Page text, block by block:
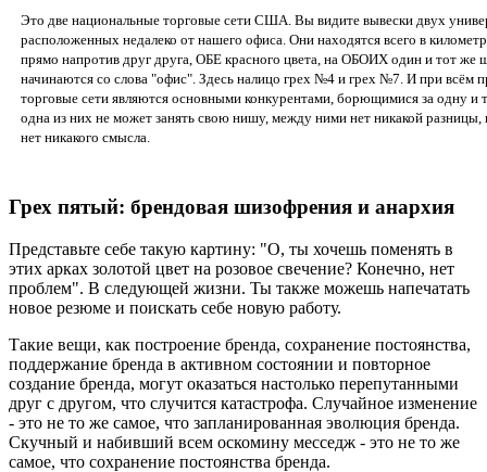
Это две национальные торговые сети США. Вы видите вывески двух
расположенных недалеко от нашего офиса. Они находятся всего в
прямо напротив друг друга, ОБЕ красного цвета, на ОБОИХ один и тот же
начинаются со слова "офис". Здесь налицо грех №4 и грех №7. И при всём
торговые сети являются основными конкурентами, борющимися за одну и
одна из них не может занять свою нишу, между ними нет никакой разницы,
нет никакого смысла.
Грех пятый: брендовая шизофрения и анархия
Представьте себе такую картину: "О, ты хочешь поменять в
этих арках золотой цвет на розовое свечение? Конечно, нет
проблем". В следующей жизни. Ты также можешь напечатать
новое резюме и поискать себе новую работу.
Такие вещи, как построение бренда, сохранение постоянства,
поддержание бренда в активном состоянии и повторное
создание бренда, могут оказаться настолько перепутанными
друг с другом, что случится катастрофа. Случайное изменение
- это не то же самое, что запланированная эволюция бренда.
Скучный и набивший всем оскомину месседж - это не то же
самое, что сохранение постоянства бренда.